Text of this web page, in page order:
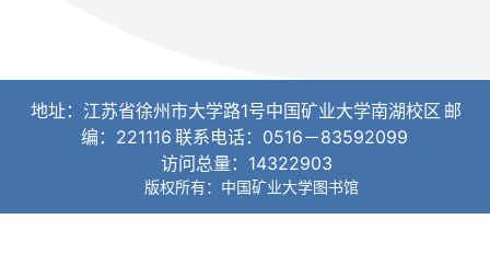
地址：江苏省徐州市大学路1号中国矿业大学南湖校区 邮
编：221116 联系电话：0516－83592099
访问总量： 14322903
版权所有：中国矿业大学图书馆